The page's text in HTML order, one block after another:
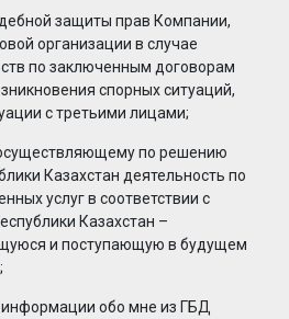
защиты прав Компании,
организации в случае
по заключенным договорам
спорных ситуаций,
с третьими лицами;
по решению
Казахстан деятельность по
услуг в соответствии с
Казахстан –
и поступающую в будущем
обо мне из ГБД